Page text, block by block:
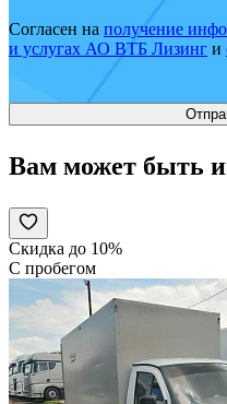
Согласен на получение
и услугах АО ВТБ Лизинг и
Вам может быть
Скидка до 10%
С пробегом